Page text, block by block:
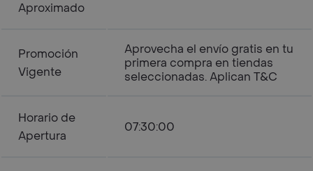
Aproximado
Promoción
Vigente
Aprovecha el envío gratis en tu
primera compra en tiendas
seleccionadas. Aplican T&C
Horario de
Apertura
07:30:00